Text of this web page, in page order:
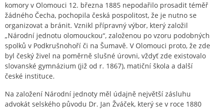
komory v Olomouci 12. března 1885 nepodařilo prosadit téměř
žádného Čecha, pochopila česká pospolitost, že je nutno se
organizovat a bránit. Vznikl přípravný výbor, který založil
„Národní jednotu olomouckou“, založenou po vzoru podobných
spolků v Podkrušnohoří či na Šumavě. V Olomouci proto, že zde
byl český živel na poměrně slušné úrovni, vždyť zde existovalo
slovanské gymnázium (již od r. 1867), matiční škola a další
české instituce.
Na založení Národní jednoty měl údajně největší zásluhu
advokát selského původu Dr. Jan Žváček, který se v roce 1880